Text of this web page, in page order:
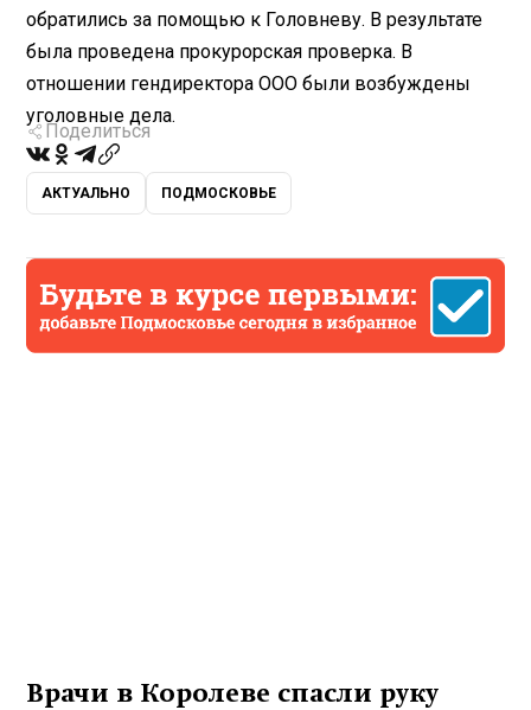
обратились за помощью к Головневу. В результате
была проведена прокурорская проверка. В
отношении гендиректора ООО были возбуждены
уголовные дела.
Поделиться
АКТУАЛЬНО ПОДМОСКОВЬЕ
Врачи в Королеве спасли руку